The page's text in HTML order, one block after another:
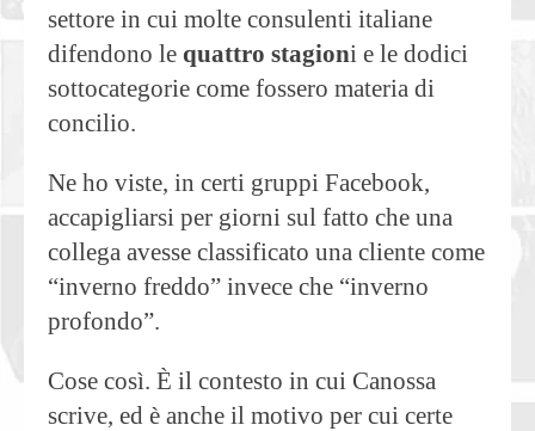
settore in cui molte consulenti italiane
difendono le quattro stagioni e le dodici
sottocategorie come fossero materia di
concilio.
Ne ho viste, in certi gruppi Facebook,
accapigliarsi per giorni sul fatto che una
collega avesse classificato una cliente come
“inverno freddo” invece che “inverno
profondo”.
Cose così. È il contesto in cui Canossa
scrive, ed è anche il motivo per cui certe